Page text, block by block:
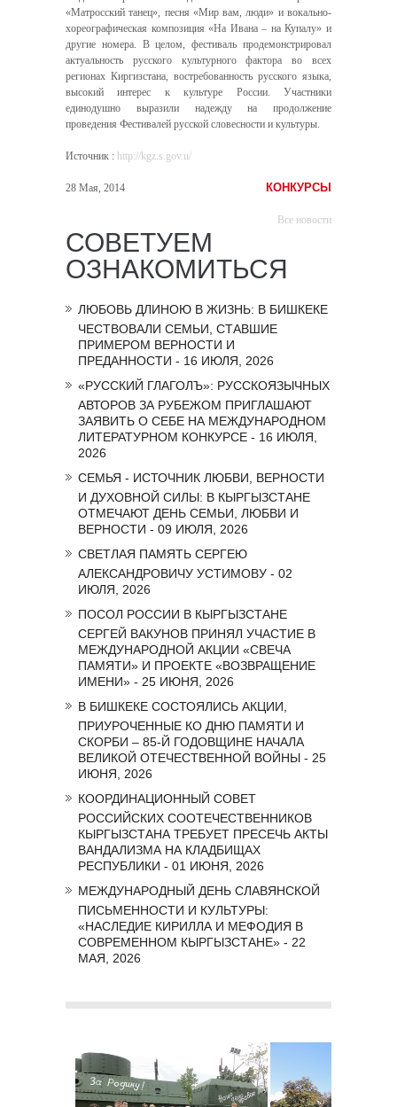
«Матросский танец», песня «Мир вам, люди» и вокально-
хореографическая композиция «На Ивана – на Купалу» и
другие номера. В целом, фестиваль продемонстрировал
актуальность русского культурного фактора во всех
регионах Киргизстана, востребованность русского языка,
высокий интерес к культуре России. Участники
единодушно выразили надежду на продолжение
проведения Фестивалей русской словесности и культуры.
Источник : http://kgz.s.gov.u/
28 Мая, 2014 КОНКУРСЫ
Все новости
СОВЕТУЕМ
ОЗНАКОМИТЬСЯ
ЛЮБОВЬ ДЛИНОЮ В ЖИЗНЬ: В БИШКЕКЕ
ЧЕСТВОВАЛИ СЕМЬИ, СТАВШИЕ
ПРИМЕРОМ ВЕРНОСТИ И
ПРЕДАННОСТИ - 16 ИЮЛЯ, 2026
«РУССКИЙ ГЛАГОЛЪ»: РУССКОЯЗЫЧНЫХ
АВТОРОВ ЗА РУБЕЖОМ ПРИГЛАШАЮТ
ЗАЯВИТЬ О СЕБЕ НА МЕЖДУНАРОДНОМ
ЛИТЕРАТУРНОМ КОНКУРСЕ - 16 ИЮЛЯ,
2026
СЕМЬЯ - ИСТОЧНИК ЛЮБВИ, ВЕРНОСТИ
И ДУХОВНОЙ СИЛЫ: В КЫРГЫЗСТАНЕ
ОТМЕЧАЮТ ДЕНЬ СЕМЬИ, ЛЮБВИ И
ВЕРНОСТИ - 09 ИЮЛЯ, 2026
СВЕТЛАЯ ПАМЯТЬ СЕРГЕЮ
АЛЕКСАНДРОВИЧУ УСТИМОВУ - 02
ИЮЛЯ, 2026
ПОСОЛ РОССИИ В КЫРГЫЗСТАНЕ
СЕРГЕЙ ВАКУНОВ ПРИНЯЛ УЧАСТИЕ В
МЕЖДУНАРОДНОЙ АКЦИИ «СВЕЧА
ПАМЯТИ» И ПРОЕКТЕ «ВОЗВРАЩЕНИЕ
ИМЕНИ» - 25 ИЮНЯ, 2026
В БИШКЕКЕ СОСТОЯЛИСЬ АКЦИИ,
ПРИУРОЧЕННЫЕ КО ДНЮ ПАМЯТИ И
СКОРБИ – 85-Й ГОДОВЩИНЕ НАЧАЛА
ВЕЛИКОЙ ОТЕЧЕСТВЕННОЙ ВОЙНЫ - 25
ИЮНЯ, 2026
КООРДИНАЦИОННЫЙ СОВЕТ
РОССИЙСКИХ СООТЕЧЕСТВЕННИКОВ
КЫРГЫЗСТАНА ТРЕБУЕТ ПРЕСЕЧЬ АКТЫ
ВАНДАЛИЗМА НА КЛАДБИЩАХ
РЕСПУБЛИКИ - 01 ИЮНЯ, 2026
МЕЖДУНАРОДНЫЙ ДЕНЬ СЛАВЯНСКОЙ
ПИСЬМЕННОСТИ И КУЛЬТУРЫ:
«НАСЛЕДИЕ КИРИЛЛА И МЕФОДИЯ В
СОВРЕМЕННОМ КЫРГЫЗСТАНЕ» - 22
МАЯ, 2026